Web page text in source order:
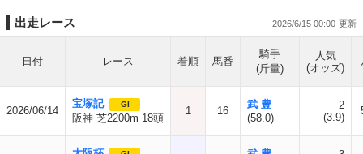
出走レース 2026/6/15 00:00
日付 レース 着順 馬番
騎手
(斤量)
人気
(オッズ)
2026/06/14
宝塚記 GI
阪神 芝2200m 18頭
1 16
武 豊
(58.0)
2
(3.9)